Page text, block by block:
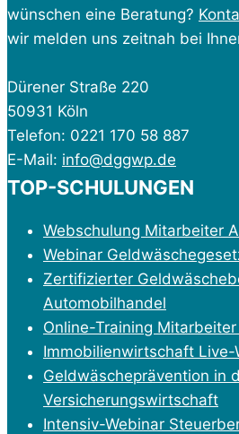
wünschen eine Beratung?
wir melden uns zeitnah bei
Dürener Straße 220
50931 Köln
Telefon: 0221 170 58 887
E-Mail: info@dggwp.de
TOP-SCHULUNGEN
Webschulung Mitarbeiter
Webinar
Zertifizierter
Automobilhandel
Online-Training
Immobilienwirtschaft Live-
Geldwäscheprävention in
Versicherungswirtschaft
Intensiv-Webinar